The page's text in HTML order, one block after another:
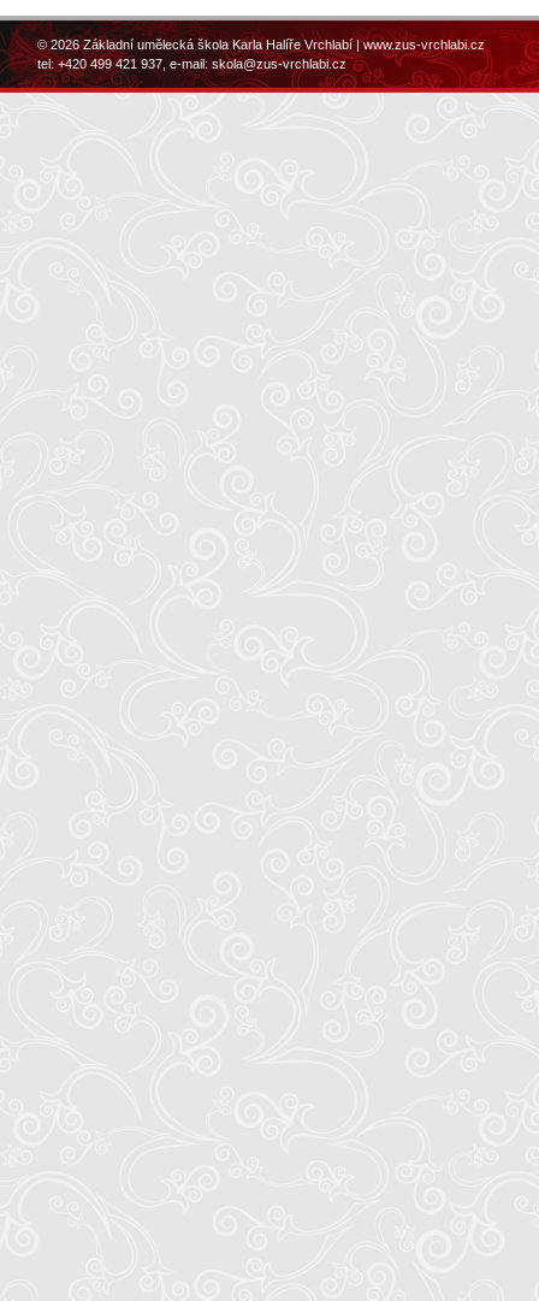
© 2026 Základní umělecká škola Karla Halíře Vrchlabí |www.zus-vrchlabi.cz
tel: +420 499 421 937, e-mail:skola@zus-vrchlabi.cz